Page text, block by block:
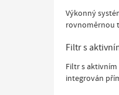
Výkonný
rovnoměrnou
Filtr s
Filtr s
integrován